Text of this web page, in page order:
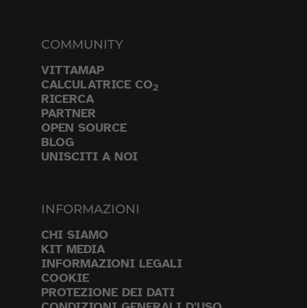
COMMUNITY
VITTAMAP
CALCULATRICE CO2
RICERCA
PARTNER
OPEN SOURCE
BLOG
UNISCITI A NOI
INFORMAZIONI
CHI SIAMO
KIT MEDIA
INFORMAZIONI LEGALI
COOKIE
PROTEZIONE DEI DATI